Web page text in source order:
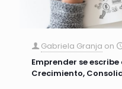
Gabriela Granja on
Emprender se
Crecimiento,